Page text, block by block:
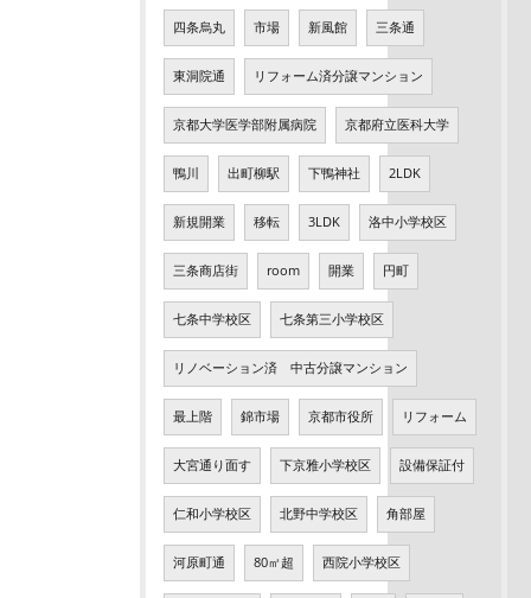
四条烏丸 市場 新風館 三条通
東洞院通 リフォーム済分譲マンション
京都大学医学部附属病院 京都府立医科大学
鴨川 出町柳駅 下鴨神社 2LDK
新規開業 移転 3LDK 洛中小学校区
三条商店街 room 開業 円町
七条中学校区 七条第三小学校区
リノベーション済 中古分譲マンション
最上階 錦市場 京都市役所 リフォーム
大宮通り面す 下京雅小学校区 設備保証付
仁和小学校区 北野中学校区 角部屋
河原町通 80㎡超 西院小学校区